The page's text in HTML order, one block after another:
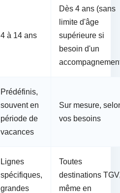
4 à 14 ans
Dès 4 ans (sans
limite d'âge
supérieure si
besoin d'un
Prédéfinis,
souvent en
période de
vacances
Sur mesure,
vos besoins
Lignes
spécifiques,
grandes
Toutes
destinations
même en